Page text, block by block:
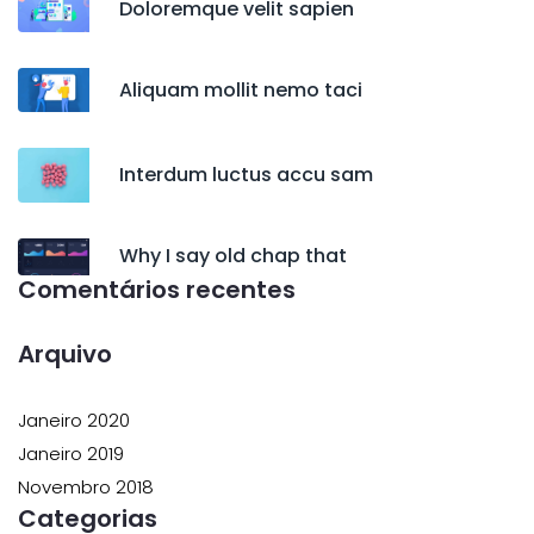
Doloremque velit sapien
Aliquam mollit nemo taci
Interdum luctus accu sam
Why I say old chap that
Comentários recentes
Arquivo
Janeiro 2020
Janeiro 2019
Novembro 2018
Categorias